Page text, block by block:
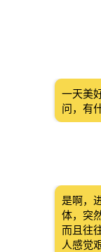
一天美
问，有
是啊，
体，突
而且往
人感觉